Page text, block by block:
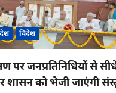
देश विदेश
पर जनप्रतिनिधियों से
को भेजी जाएंगी